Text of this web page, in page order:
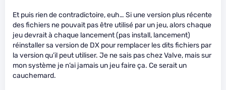
Et puis rien de contradictoire, euh… Si une version plus récente
des fichiers ne pouvait pas être utilisé par un jeu, alors chaque
jeu devrait à chaque lancement (pas install, lancement)
réinstaller sa version de DX pour remplacer les dits fichiers par
la version qu’il peut utiliser. Je ne sais pas chez Valve, mais sur
mon système je n’ai jamais un jeu faire ça. Ce serait un
cauchemard.